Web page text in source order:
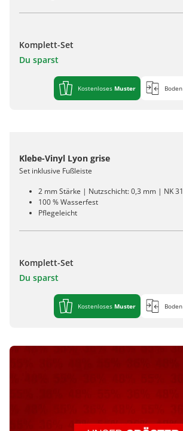
Komplett-Set
Du sparst
Kostenloses Muster Boden
Klebe-Vinyl Lyon grise
Set inklusive Fußleiste
2 mm Stärke | Nutzschicht: 0,3 mm | NK 31
100 % Wasserfest
Pflegeleicht
Komplett-Set
Du sparst
Kostenloses Muster Boden